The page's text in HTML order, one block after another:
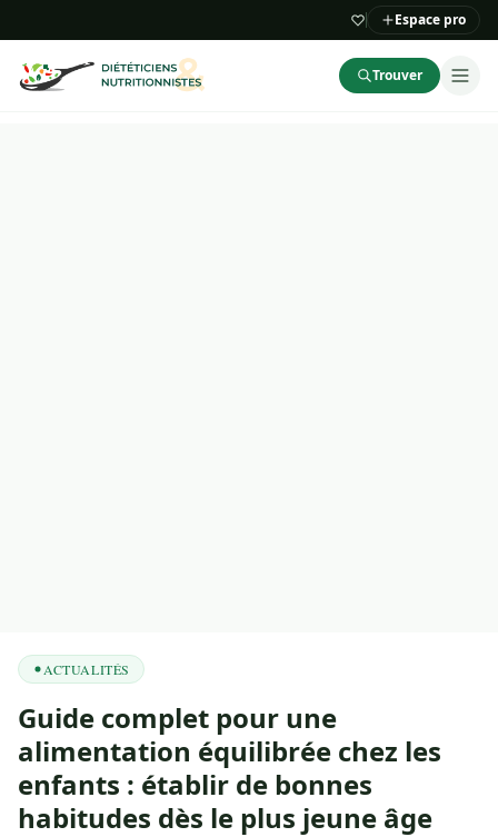
Espace pro
Trouver
ACTUALITÉS
Guide complet pour une
alimentation équilibrée chez les
enfants : établir de bonnes
habitudes dès le plus jeune âge